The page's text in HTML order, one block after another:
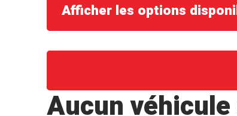
Afficher les options
Aucun